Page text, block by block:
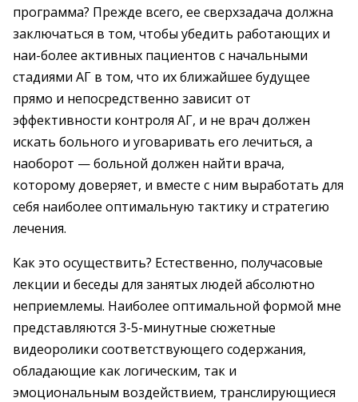
программа? Прежде всего, ее сверхзадача должна
заключаться в том, чтобы убедить работающих и
наи-более активных пациентов с начальными
стадиями АГ в том, что их ближайшее будущее
прямо и непосредственно зависит от
эффективности контроля АГ, и не врач должен
искать больного и уговаривать его лечиться, а
наоборот — больной должен найти врача,
которому доверяет, и вместе с ним выработать для
себя наиболее оптимальную тактику и стратегию
лечения.
Как это осуществить? Естественно, получасовые
лекции и беседы для занятых людей абсолютно
неприемлемы. Наиболее оптимальной формой мне
представляются 3-5-минутные сюжетные
видеоролики соответствующего содержания,
обладающие как логическим, так и
эмоциональным воздействием, транслирующиеся